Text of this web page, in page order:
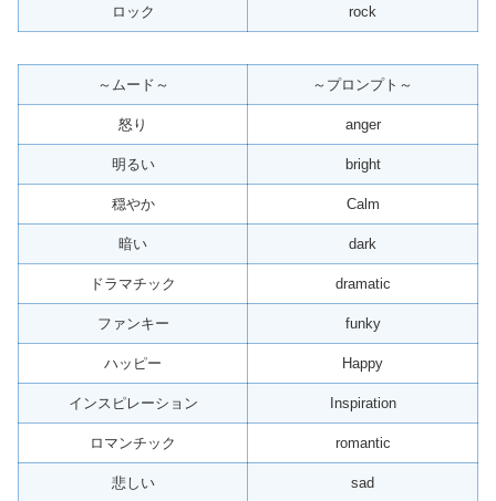
ロック rock
～ムード～ ～プロンプト～
怒り anger
明るい bright
穏やか Calm
暗い dark
ドラマチック dramatic
ファンキー funky
ハッピー Happy
インスピレーション Inspiration
ロマンチック romantic
悲しい sad